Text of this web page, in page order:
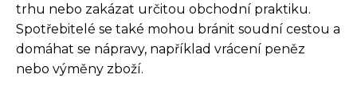
trhu nebo zakázat určitou obchodní praktiku.
Spotřebitelé se také mohou bránit soudní cestou a
domáhat se nápravy, například vrácení peněz
nebo výměny zboží.